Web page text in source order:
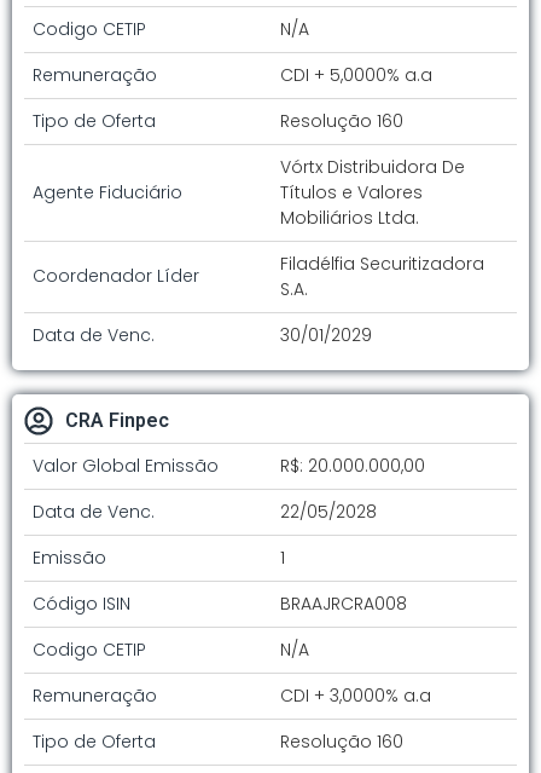
Codigo CETIP
N/A
Remuneração
CDI + 5,0000% a.a
Tipo de Oferta
Resolução 160
Agente Fiduciário
Vórtx Distribuidora De
Títulos e Valores
Mobiliários Ltda.
Coordenador Líder
Filadélfia Securitizadora
S.A.
Data de Venc.
30/01/2029
CRA Finpec
Valor Global Emissão
R$: 20.000.000,00
Data de Venc.
22/05/2028
Emissão
1
Código ISIN
BRAAJRCRA008
Codigo CETIP
N/A
Remuneração
CDI + 3,0000% a.a
Tipo de Oferta
Resolução 160